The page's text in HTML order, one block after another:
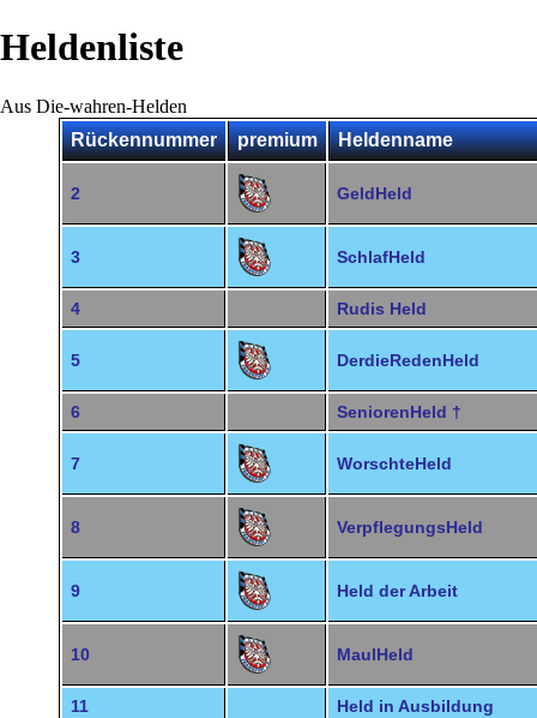
Heldenliste
Aus Die-wahren-Helden
Rückennummer
premium Heldenname
2 GeldHeld
3 SchlafHeld
4 Rudis Held
5 DerdieRedenHeld
6 SeniorenHeld †
7 WorschteHeld
8 VerpflegungsHeld
9 Held der Arbeit
10 MaulHeld
11 Held in Ausbildung